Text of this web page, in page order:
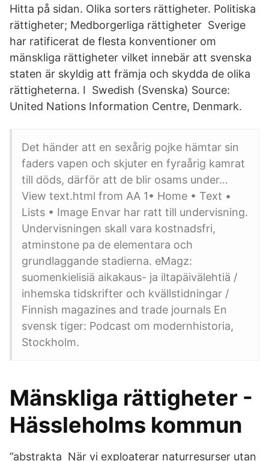
Hitta på sidan. Olika sorters rättigheter. Politiska
rättigheter; Medborgerliga rättigheter Sverige
har ratificerat de flesta konventioner om
mänskliga rättigheter vilket innebär att svenska
staten är skyldig att främja och skydda de olika
rättigheterna. I Swedish (Svenska) Source:
United Nations Information Centre, Denmark.
Det händer att en sexårig pojke hämtar sin
faders vapen och skjuter en fyraårig kamrat
till döds, därför att de blir osams under…
View text.html from AA 1• Home • Text •
Lists • Image Envar har ratt till undervisning.
Undervisningen skall vara kostnadsfri,
atminstone pa de elementara och
grundlaggande stadierna. eMagz:
suomenkielisiä aikakaus- ja iltapäivälehtiä /
inhemska tidskrifter och kvällstidningar /
Finnish magazines and trade journals En
svensk tiger: Podcast om modernhistoria,
Stockholm.
Mänskliga rättigheter -
Hässleholms kommun
”abstrakta När vi exploaterar naturresurser utan